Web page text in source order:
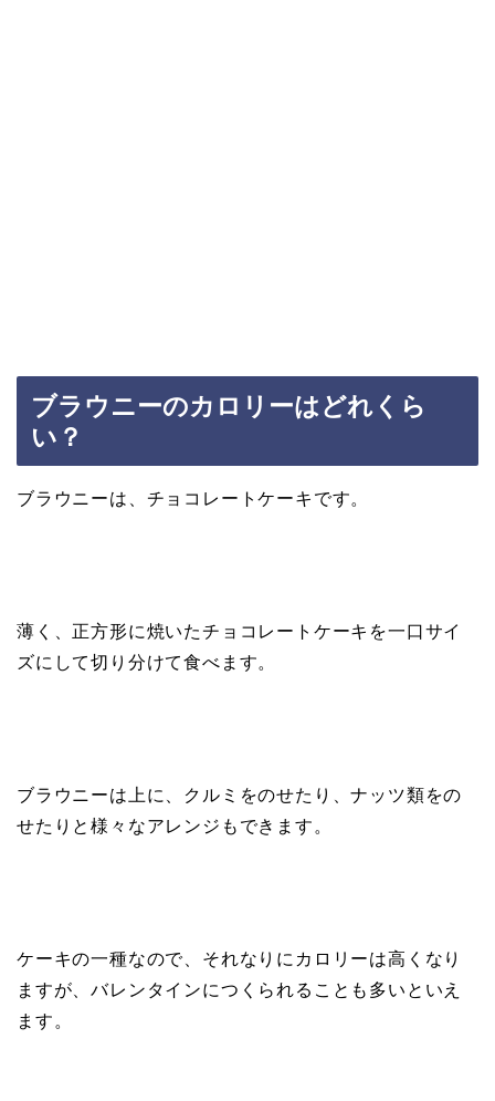
ブラウニーのカロリーはどれくら
い？
ブラウニーは、チョコレートケーキです。
薄く、正方形に焼いたチョコレートケーキを一口サイ
ズにして切り分けて食べます。
ブラウニーは上に、クルミをのせたり、ナッツ類をの
せたりと様々なアレンジもできます。
ケーキの一種なので、それなりにカロリーは高くなり
ますが、バレンタインにつくられることも多いといえ
ます。